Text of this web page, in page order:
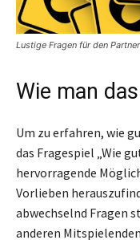
Lustige Fragen für den Partner
Wie man
Um zu erfahren, wie
das Fragespiel „Wie
hervorragende
Vorlieben
abwechselnd Fragen
anderen